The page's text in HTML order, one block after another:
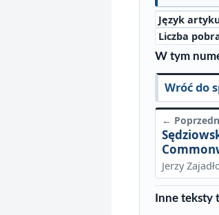
Język
Liczba
W tym
Wróć do
←
Jerzy
Inne teksty